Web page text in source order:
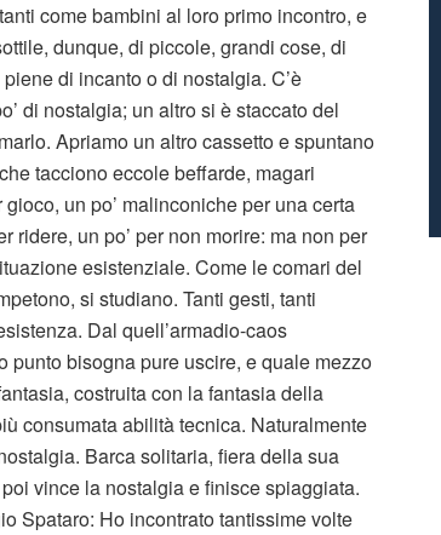
come bambini al loro primo incontro, e
dunque, di piccole, grandi cose, di
di incanto o di nostalgia. C’è
di nostalgia; un altro si è staccato del
Apriamo un altro cassetto e spuntano
tacciono eccole beffarde, magari
un po’ malinconiche per una certa
ridere, un po’ per non morire: ma non per
esistenziale. Come le comari del
si studiano. Tanti gesti, tanti
Dal quell’armadio-caos
punto bisogna pure uscire, e quale mezzo
costruita con la fantasia della
consumata abilità tecnica. Naturalmente
Barca solitaria, fiera della sua
vince la nostalgia e finisce spiaggiata.
Spataro: Ho incontrato tantissime volte